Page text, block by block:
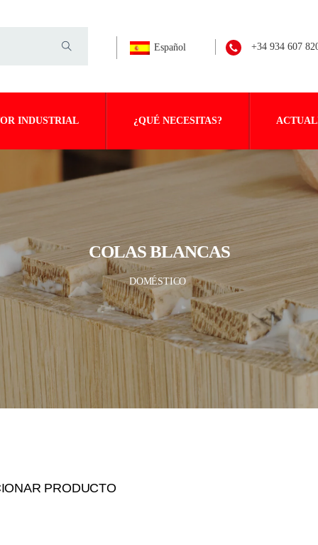
Español +34 934 607
INDUSTRIAL ¿QUÉ NECESITAS?
COLAS BLANCAS
DOMÉSTICO
PRODUCTO